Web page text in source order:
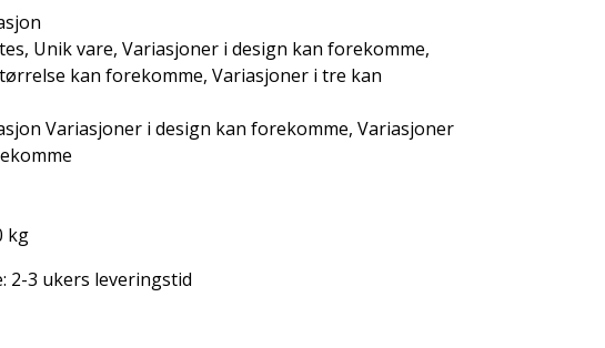
Unik vare, Variasjoner i design kan forekomme,
kan forekomme, Variasjoner i tre kan
Variasjoner i design kan forekomme, Variasjoner
kg
2-3 ukers leveringstid